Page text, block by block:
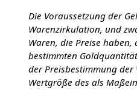
Die Voraussetzung der
Warenzirkulation, und
Waren, die Preise haben,
bestimmten
der Preisbestimmung der
Wertgröße des als